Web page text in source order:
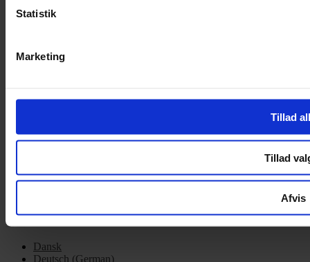
Statistik
Marketing
Tillad
Tillad
Afvis
Om Yarn Every Wear
Mandag – Fredag 10:00 – 17:30
Copyright © 2022.Design & hosting by Webhuset Ballum ApS
Dansk
Deutsch (German)